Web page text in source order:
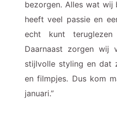
bezorgen. Alles wat wij
heeft veel passie en
echt kunt
Daarnaast zorgen wij
stijlvolle styling en dat
en filmpjes. Dus kom
januari.”